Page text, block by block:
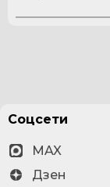
Соцсети
MAX
Дзен